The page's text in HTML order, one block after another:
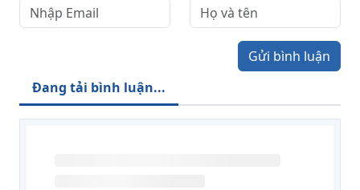
Gửi bình luận
Đang tải bình luận...